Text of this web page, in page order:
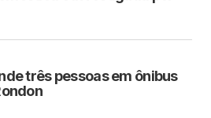
três pessoas em ônibus